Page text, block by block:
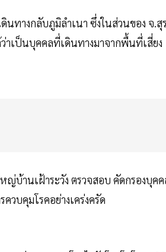
นทางกลับภูมิลำเนา ซึ่งในส่วนของ จ.
าเป็นบุคคลที่เดินทางมาจากพื้นที่เสี่ยง
บ้านเฝ้าระวัง ตรวจสอบ คัดกรองบุค
วบคุมโรคอย่างเคร่งครัด